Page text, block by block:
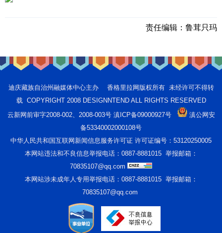
责任编辑： 鲁茸只玛
迪庆藏族自治州融媒体中心主办 香格里拉网版权所有 未经许可不得转
载 COPYRIGHT 2008 DESIGNNTEND ALL RIGHTS RESERVED
云新网前审字2008-002、2008-003号 滇ICP备09000927号
滇公网安
备53340002000108号
中华人民共和国互联网新闻信息服务许可证 许可证编号：53120250005
本网站违法和不良信息举报电话：0887-8881015 举报邮箱：
70835107@qq.com
本网站涉未成年人专用举报电话：0887-8881015 举报邮箱：
70835107@qq.com